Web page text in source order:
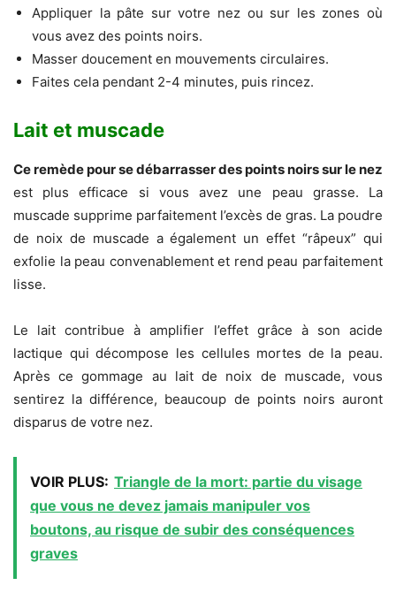
Appliquer la pâte sur votre nez ou sur les zones où
vous avez des points noirs.
Masser doucement en mouvements circulaires.
Faites cela pendant 2-4 minutes, puis rincez.
Lait et muscade
Ce remède pour se débarrasser des points noirs sur le nez
est plus efficace si vous avez une peau grasse. La
muscade supprime parfaitement l’excès de gras. La poudre
de noix de muscade a également un effet “râpeux” qui
exfolie la peau convenablement et rend peau parfaitement
lisse.
Le lait contribue à amplifier l’effet grâce à son acide
lactique qui décompose les cellules mortes de la peau.
Après ce gommage au lait de noix de muscade, vous
sentirez la différence, beaucoup de points noirs auront
disparus de votre nez.
VOIR PLUS: Triangle de la mort: partie du visage
que vous ne devez jamais manipuler vos
boutons, au risque de subir des conséquences
graves